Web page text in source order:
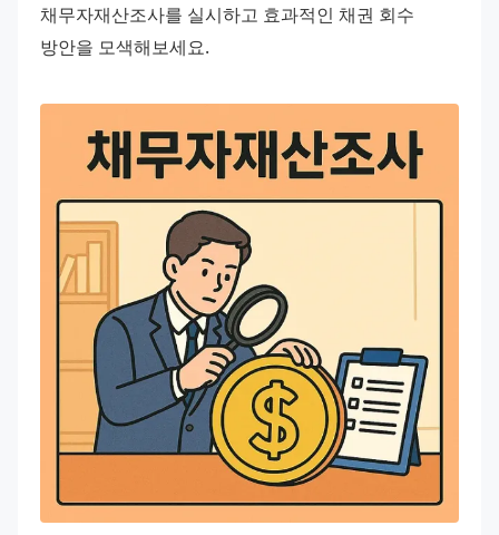
채무자재산조사를 실시하고 효과적인 채권 회수
방안을 모색해보세요.